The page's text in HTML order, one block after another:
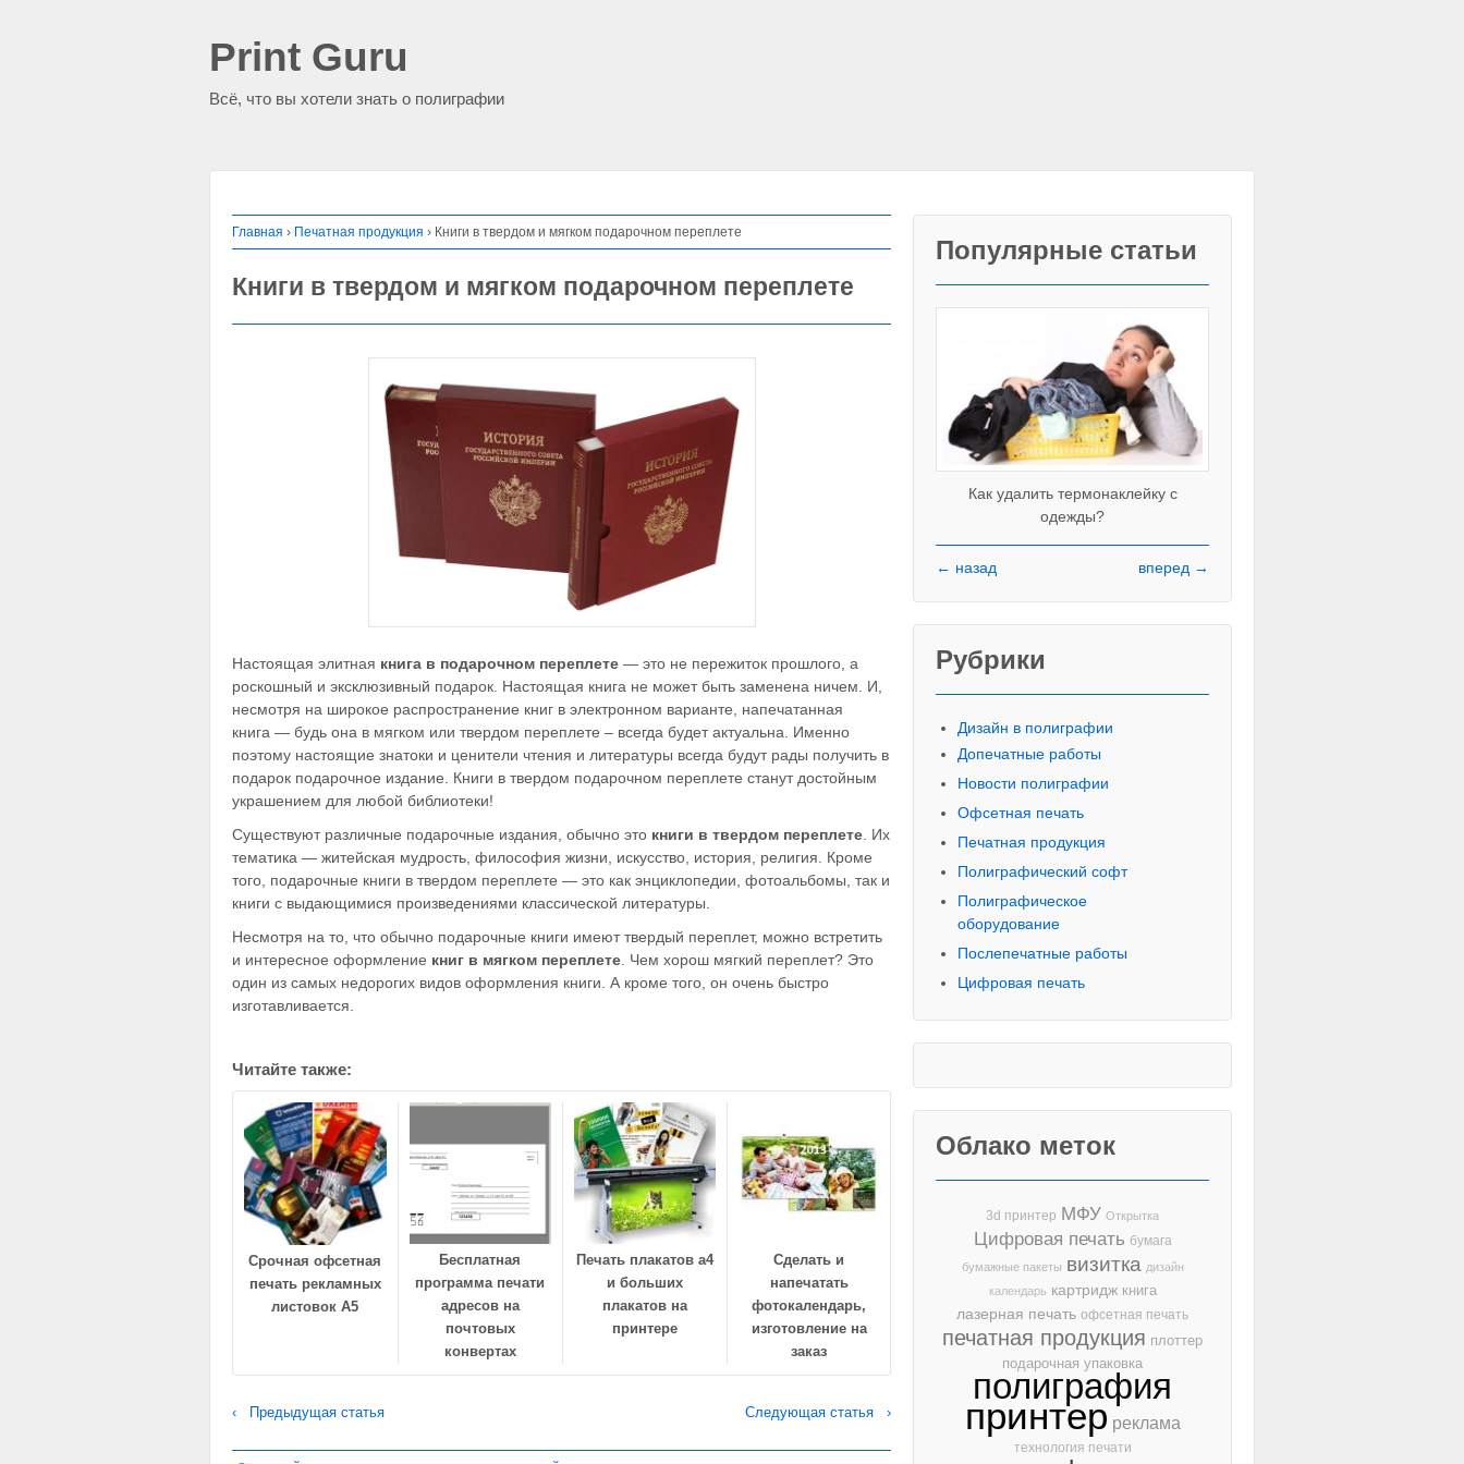
Print Guru
Всё, что вы хотели знать о полиграфии
Главная › Печатная продукция › Книги в твердом и мягком подарочном переплете
Книги в твердом и мягком подарочном переплете
Настоящая элитная книга в подарочном переплете — это не пережиток прошлого, а
роскошный и эксклюзивный подарок. Настоящая книга не может быть заменена ничем. И,
несмотря на широкое распространение книг в электронном варианте, напечатанная
книга — будь она в мягком или твердом переплете – всегда будет актуальна. Именно
поэтому настоящие знатоки и ценители чтения и литературы всегда будут рады получить в
подарок подарочное издание. Книги в твердом подарочном переплете станут достойным
украшением для любой библиотеки!
Существуют различные подарочные издания, обычно это книги в твердом переплете . Их
тематика — житейская мудрость, философия жизни, искусство, история, религия. Кроме
того, подарочные книги в твердом переплете — это как энциклопедии, фотоальбомы, так и
книги с выдающимися произведениями классической литературы.
Несмотря на то, что обычно подарочные книги имеют твердый переплет, можно встретить
и интересное оформление книг в мягком переплете . Чем хорош мягкий переплет? Это
один из самых недорогих видов оформления книги. А кроме того, он очень быстро
изготавливается.
Читайте также:
Срочная офсетная
печать рекламных
листовок А5
Бесплатная
программа печати
адресов на
почтовых
конвертах
Печать плакатов а4
и больших
плакатов на
принтере
Сделать и
напечатать
фотокалендарь,
изготовление на
заказ
‹ Предыдущая статья Следующая статья ›
Популярные статьи
Как удалить термонаклейку с
одежды?
Красивые печатные буквы
← назад вперед →
Рубрики
Дизайн в полиграфии
Допечатные работы
Новости полиграфии
Офсетная печать
Печатная продукция
Полиграфический софт
Полиграфическое
оборудование
Послепечатные работы
Цифровая печать
Облако меток
3d принтер МФУ Открытка
Цифровая печать бумага
бумажные пакеты визитка дизайн
календарь картридж книга
лазерная печать офсетная печать
печатная продукция плоттер
подарочная упаковка
полиграфия
принтер реклама
технология печати